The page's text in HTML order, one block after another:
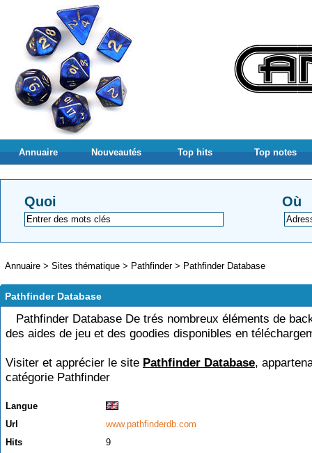
Annuaire Nouveautés Top hits Top notes
Quoi Où
Annuaire > Sites thématique > Pathfinder> Pathfinder Database
Pathfinder Database
Pathfinder Database De trés nombreux éléments de
des aides de jeu et des goodies disponibles en
Visiter et apprécier le site Pathfinder Database,
catégorie Pathfinder
Langue
Url
www.pathfinderdb.com
Hits
9